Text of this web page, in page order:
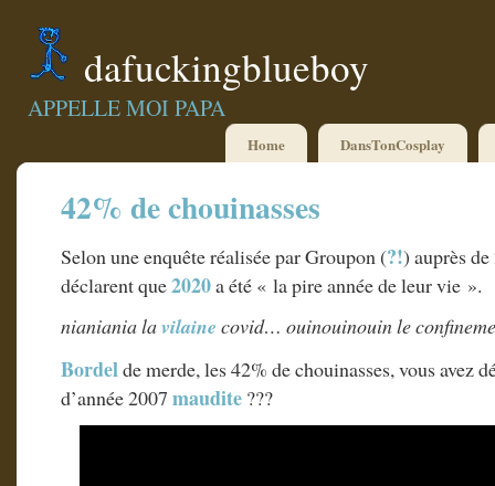
dafuckingblueboy
APPELLE MOI PAPA
Home DansTonCosplay
42% de chouinasses
Selon une enquête réalisée par Groupon (?!) auprès
déclarent que2020a été « la pire année de leur vie ».
nianiania lavilaine covid… ouinouinouin le
Bordelde merde, les 42% de chouinasses, vous avez
d’année 2007 maudite ???